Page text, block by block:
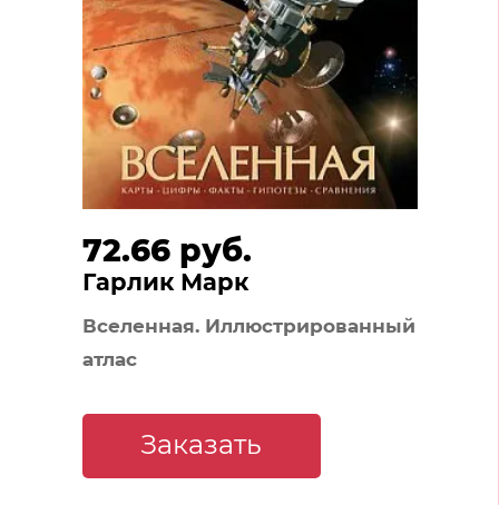
72.66 руб.
Гарлик Марк
Вселенная. Иллюстрированный
атлас
Заказать